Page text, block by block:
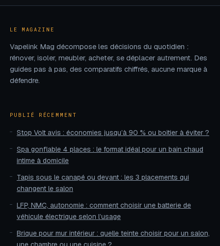
nettoyer la pompe
LE MAGAZINE
Vapelink Mag décompose les décisions du quotidien :
rénover, isoler, meubler, acheter, se déplacer autrement. Des
guides pas à pas, des comparatifs chiffrés, aucune marque à
défendre.
PUBLIÉ RÉCEMMENT
Stop Volt avis : économies jusqu’à 90 % ou boîtier à éviter ?
Spa gonflable 4 places : le format idéal pour un bain chaud
intime à domicile
Tapis sous le canapé ou devant : les 3 placements qui
changent le salon
LFP, NMC, autonomie : comment choisir une batterie de
véhicule électrique selon l’usage
Brique pour mur intérieur : quelle teinte choisir pour un salon,